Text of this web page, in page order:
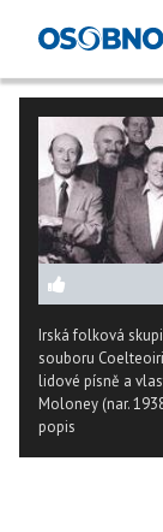
Irská folková
souboru
lidové písně a
Moloney (nar.
popis